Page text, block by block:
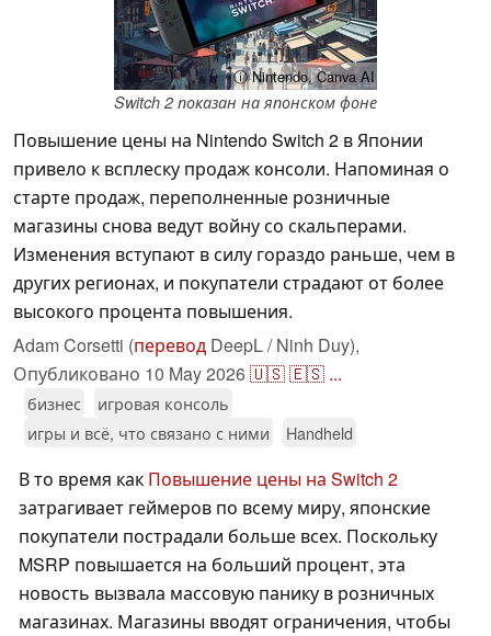
ⓘ Nintendo, Canva AI
Switch 2 показан на японском фоне
Повышение цены на Nintendo Switch 2 в Японии
привело к всплеску продаж консоли. Напоминая о
старте продаж, переполненные розничные
магазины снова ведут войну со скальперами.
Изменения вступают в силу гораздо раньше, чем в
других регионах, и покупатели страдают от более
высокого процента повышения.
Adam Corsetti (перевод DeepL / Ninh Duy),
Опубликовано 10 May 2026🇺🇸🇪🇸 ...
бизнес
игровая консоль
игры и всё, что связано с ними
Handheld
В то время как Повышение цены на Switch 2
затрагивает геймеров по всему миру, японские
покупатели пострадали больше всех. Поскольку
MSRP повышается на больший процент, эта
новость вызвала массовую панику в розничных
магазинах. Магазины вводят ограничения, чтобы